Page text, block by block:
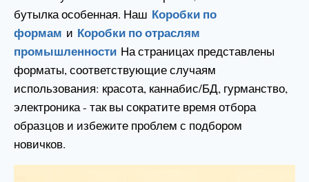
бутылка особенная. Наш Коробки по
формам и Коробки по отраслям
промышленности На страницах представлены
форматы, соответствующие случаям
использования: красота, каннабис/БД, гурманство,
электроника - так вы сократите время отбора
образцов и избежите проблем с подбором
новичков.